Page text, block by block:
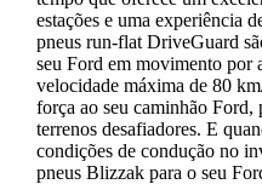
estações e uma experiência
pneus run-flat DriveGuard
seu Ford em movimento por
velocidade máxima de 80
força ao seu caminhão
terrenos desafiadores. E
condições de condução no
pneus Blizzak para o seu